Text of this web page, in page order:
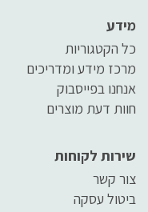
מידע
כל הקטגוריות
מרכז מידע ומדריכים
אנחנו בפייסבוק
חוות דעת מוצרים
שירות לקוחות
צור קשר
ביטול עסקה